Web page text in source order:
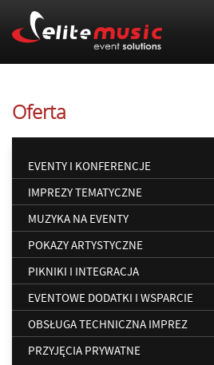
Oferta
EVENTY I KONFERENCJE
IMPREZY TEMATYCZNE
MUZYKA NA EVENTY
POKAZY ARTYSTYCZNE
PIKNIKI I INTEGRACJA
EVENTOWE DODATKI I WSPARCIE
OBSŁUGA TECHNICZNA IMPREZ
PRZYJĘCIA PRYWATNE